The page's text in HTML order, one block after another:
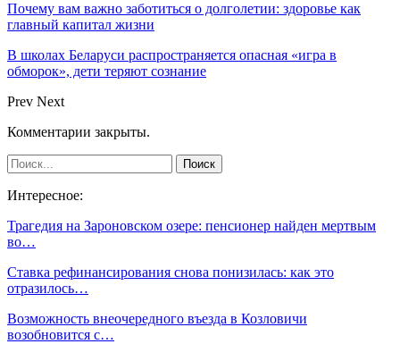
Почему вам важно заботиться о долголетии: здоровье как
главный капитал жизни
В школах Беларуси распространяется опасная «игра в
обморок», дети теряют сознание
Prev Next
Комментарии закрыты.
Интересное:
Трагедия на Зароновском озере: пенсионер найден мертвым
во…
Ставка рефинансирования снова понизилась: как это
отразилось…
Возможность внеочередного въезда в Козловичи
возобновится с…